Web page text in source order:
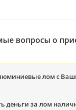
вопросы о
лом с
деньги за лом